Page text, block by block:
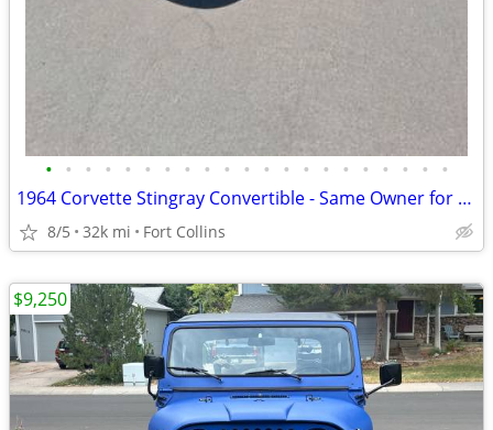
• • • • • • • • • • • • • • • • • • • • •
1964 Corvette Stingray Convertible - Same Owner for 53 Years
8/5 32k mi Fort Collins
$9,250